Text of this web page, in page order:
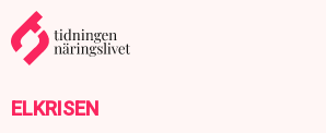
ELKRISEN